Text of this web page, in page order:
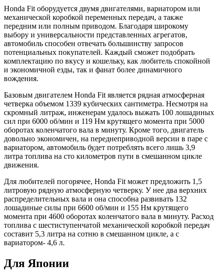
Honda Fit оборудуется двумя двигателями, вариатором или
механической коробкой переменных передач, а также
передним или полным приводом. Благодаря широкому
выбору и универсальности представленных агрегатов,
автомобиль способен отвечать большинству запросов
потенциальных покупателей. Каждый сможет подобрать
комплектацию по вкусу и кошельку, как любитель спокойной
и экономичной езды, так и фанат более динамичного
вождения.
Базовым двигателем Honda Fit является рядная атмосферная
четверка объемом 1339 кубических сантиметра. Несмотря на
скромный литраж, инженерам удалось выжать 100 лошадиных
сил при 6000 об/мин и 119 Нм крутящего момента при 5000
оборотах коленчатого вала в минуту. Кроме того, двигатель
довольно экономичен, на переднеприводной версии в паре с
вариатором, автомобиль будет потреблять всего лишь 3,9
литра топлива на сто километров пути в смешанном цикле
движения.
Для любителей погорячее, Honda Fit может предложить 1,5
литровую рядную атмосферную четверку. У нее два верхних
распределительных вала и она способна развивать 132
лошадиные силы при 6600 об/мин и 155 Нм крутящего
момента при 4600 оборотах коленчатого вала в минуту. Расход
топлива с шестиступенчатой механической коробкой передач
составит 5,3 литра на сотню в смешанном цикле, а с
вариатором- 4,6 л.
Для Японии